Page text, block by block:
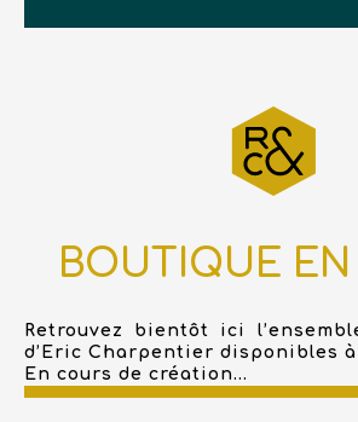
BOUTIQUE
Retrouvez bientôt ici
d’Eric Charpentier disponibles
En cours de création...